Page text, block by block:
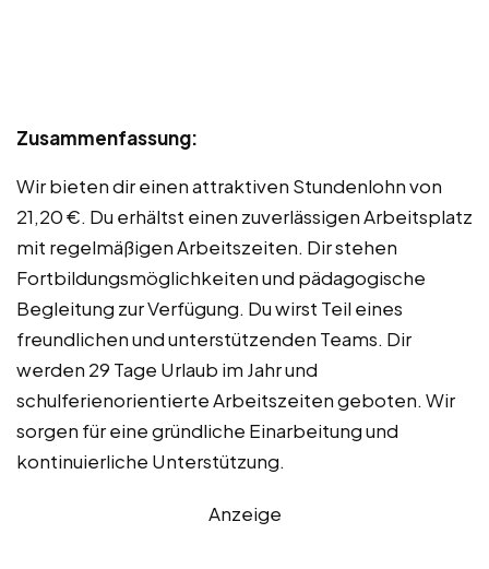
Zusammenfassung:
Wir bieten dir einen attraktiven Stundenlohn von
21,20 €. Du erhältst einen zuverlässigen Arbeitsplatz
mit regelmäßigen Arbeitszeiten. Dir stehen
Fortbildungsmöglichkeiten und pädagogische
Begleitung zur Verfügung. Du wirst Teil eines
freundlichen und unterstützenden Teams. Dir
werden 29 Tage Urlaub im Jahr und
schulferienorientierte Arbeitszeiten geboten. Wir
sorgen für eine gründliche Einarbeitung und
kontinuierliche Unterstützung.
Anzeige